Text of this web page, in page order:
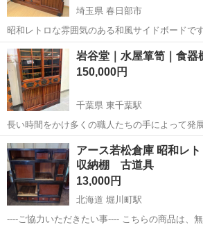
埼玉県 春日部市
昭和レトロな雰囲気のある和風サイドボードです。 約10年前に父
めていた会社の社長宅から譲り受け、自宅で大
た。 メーカーは**日本家具工業株式会社（静岡県藤枝市）**で、数十
年前に製造された家具です。...
埼玉 春日部市 収納家具
岩谷堂｜水屋箪笥｜食器
150,000円
千葉県 東千葉駅
長い時間をかけ多くの職人たちの手によって発
具「岩谷堂箪笥」の食器棚です。 豪華で美しい
かで深みのある木色が目を惹く芸術品です。 金
「南部鉄器」を使用し重厚感ある造...
千葉 千葉市 東千葉駅 収納家具
アース若松倉庫 昭和レ
収納棚 古道具
13,000円
北海道 堀川町駅
----ご協力いただきたい事---- こちらの商品は、無人倉庫にあるため、